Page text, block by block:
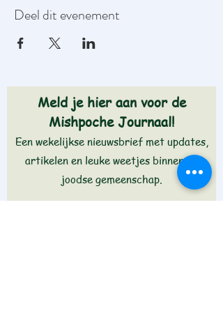
Deel dit evenement
Meld je hier aan voor de
Mishpoche Journaal!
Een wekelijkse nieuwsbrief met updates,
artikelen en leuke weetjes binnen de
joodse gemeenschap.